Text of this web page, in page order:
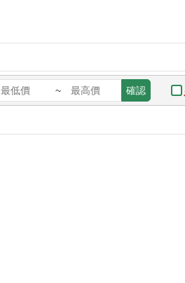
~ 確認